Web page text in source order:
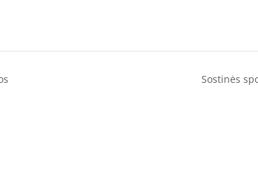
Sostinės